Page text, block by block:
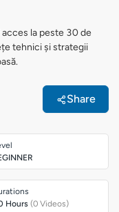
la peste 30 de
tehnici și strategii
Share
Hours (0 Videos)